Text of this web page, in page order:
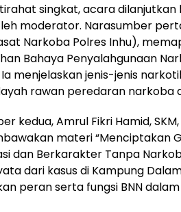
singkat, acara dilanjutkan
moderator. Narasumber
Narkoba Polres Inhu),
Bahaya Penyalahgunaan
Ia menjelaskan jenis-jenis
rawan peredaran narkoba
kedua, Amrul Fikri Hamid, SKM,
materi “Menciptakan
dan Berkarakter Tanpa
dari kasus di Kampung
peran serta fungsi BNN